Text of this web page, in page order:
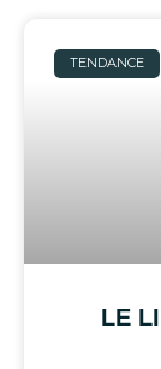
TENDANCE
LE